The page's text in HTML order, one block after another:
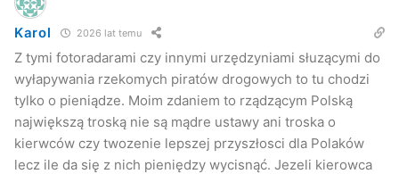
100 m z prędkością o połowę mniejszą i znów się
zwraca uwagę na to, co dzieje się na przejściu oraz w jego
pobliżu i jedzie. Fotoradar zbiera żniwo. Podobnych
absurdalnych ograniczeń jest wiele.
– W Szwajcarii, gdy jest ograniczenie do „70”, to z większą
Karol 2026 lat temu
Z tymi fotoradarami czy innymi urzędzyniami słuzącymi do
wyłapywania rzekomych piratów drogowych to tu chodzi
tylko o pieniądze. Moim zdaniem to rządzącym Polską
największą troską nie są mądre ustawy ani troska o
kierwców czy twozenie lepszej przyszłosci dla Polaków
lecz ile da się z nich pieniędzy wycisnąć. Jezeli kierowca